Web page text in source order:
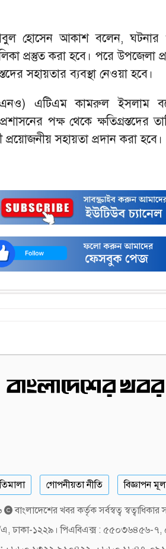
আবুল হোসেন আকাশ বলেন, ঘটনার
প্রস্তুত করা হবে। পরে উপজেলা
সহায়তার ব্যবস্থা নেওয়া হবে।
এটিএম কামরুল ইসলাম
পক্ষ থেকে ক্ষতিগ্রস্তদের
প্রয়োজনীয় সহায়তা প্রদান করা হবে।
গোপনীয়তা নীতি বিজ্ঞাপন
বাংলাদেশের খবর কর্তৃক সর্বস্বত্ব স্বত্বাধিকার
এ, ঢাকা-১২২৯। পিএবিএক্স :